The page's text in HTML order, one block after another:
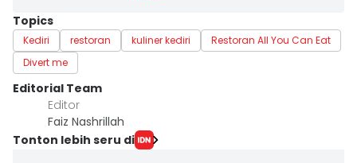
Topics
Kediri restoran kuliner kediri
Restoran All You Can Eat
Divert me
Editorial Team
Editor
Faiz Nashrillah
Tonton lebih seru di